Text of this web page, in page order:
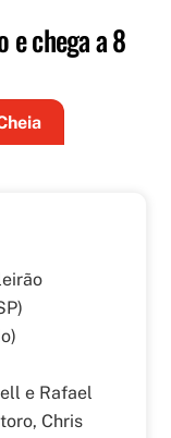
e chega a 8
e Rafael
Chris